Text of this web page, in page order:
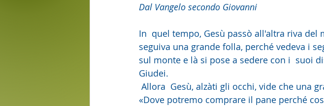
Dal Vangelo secondo Giovanni
In  quel tempo, Gesù passò all'altra riva del
seguiva una grande folla, perché vedeva i
sul monte e là si pose a sedere con i  suoi
Giudei.
«Dove potremo comprare il pane perché